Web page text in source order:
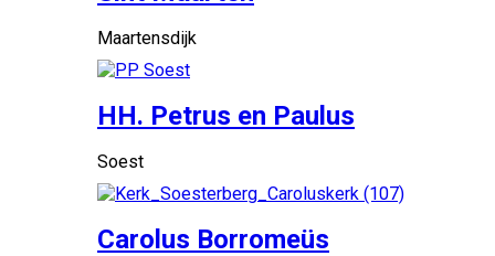
Maartensdijk
HH. Petrus en Paulus
Soest
Carolus Borromeüs